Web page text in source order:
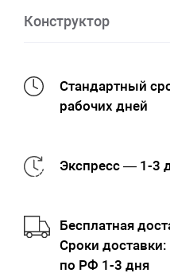
Конструктор
Стандартный
рабочих дней
Экспресс — 1-3
Бесплатная
Cроки доставки:
по РФ 1-3 дня